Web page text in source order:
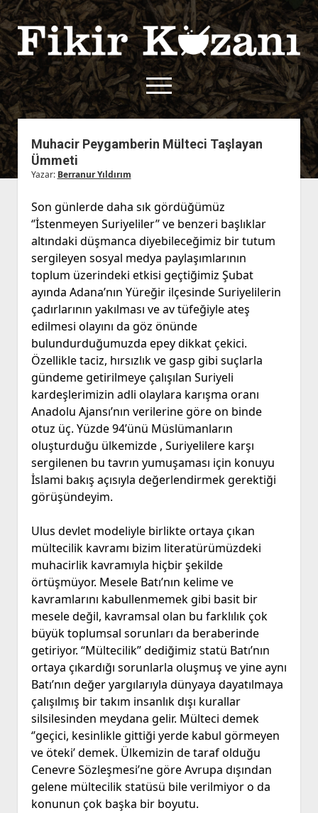
Fikir
Kazanı
menüyü
aç
twitterfacebook
rss
Gizlilik Politikası
Çerez Politikası
İletişim
Başvuru
Muhacir Peygamberin Mülteci Taşlayan
Ümmeti
Yazar: Berranur Yıldırım
Son günlerde daha sık gördüğümüz
‘’İstenmeyen Suriyeliler’’ ve benzeri başlıklar
altındaki düşmanca diyebileceğimiz bir tutum
sergileyen sosyal medya paylaşımlarının
toplum üzerindeki etkisi geçtiğimiz Şubat
ayında Adana’nın Yüreğir ilçesinde Suriyelilerin
çadırlarının yakılması ve av tüfeğiyle ateş
edilmesi olayını da göz önünde
bulundurduğumuzda epey dikkat çekici.
Özellikle taciz, hırsızlık ve gasp gibi suçlarla
gündeme getirilmeye çalışılan Suriyeli
kardeşlerimizin adli olaylara karışma oranı
Anadolu Ajansı’nın verilerine göre on binde
otuz üç. Yüzde 94’ünü Müslümanların
oluşturduğu ülkemizde , Suriyelilere karşı
sergilenen bu tavrın yumuşaması için konuyu
İslami bakış açısıyla değerlendirmek gerektiği
görüşündeyim.
Ulus devlet modeliyle birlikte ortaya çıkan
mültecilik kavramı bizim literatürümüzdeki
muhacirlik kavramıyla hiçbir şekilde
örtüşmüyor. Mesele Batı’nın kelime ve
kavramlarını kabullenmemek gibi basit bir
mesele değil, kavramsal olan bu farklılık çok
büyük toplumsal sorunları da beraberinde
getiriyor. “Mültecilik” dediğimiz statü Batı’nın
ortaya çıkardığı sorunlarla oluşmuş ve yine aynı
Batı’nın değer yargılarıyla dünyaya dayatılmaya
çalışılmış bir takım insanlık dışı kurallar
silsilesinden meydana gelir. Mülteci demek
‘’geçici, kesinlikle gittiği yerde kabul görmeyen
ve öteki’ demek. Ülkemizin de taraf olduğu
Cenevre Sözleşmesi’ne göre Avrupa dışından
gelene mültecilik statüsü bile verilmiyor o da
konunun çok başka bir boyutu.